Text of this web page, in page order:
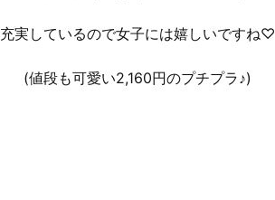
充実しているので女子には嬉しいですね♡
(値段も可愛い2,160円のプチプラ♪)